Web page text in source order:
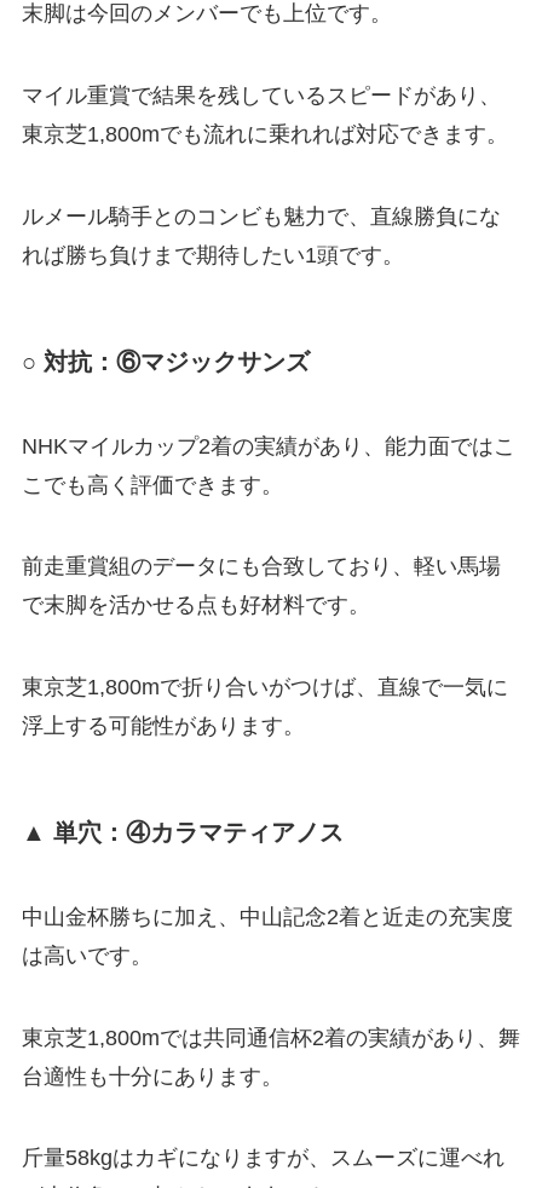
末脚は今回のメンバーでも上位です。
マイル重賞で結果を残しているスピードがあり、
東京芝1,800mでも流れに乗れれば対応できます。
ルメール騎手とのコンビも魅力で、直線勝負にな
れば勝ち負けまで期待したい1頭です。
○ 対抗：⑥マジックサンズ
NHKマイルカップ2着の実績があり、能力面ではこ
こでも高く評価できます。
前走重賞組のデータにも合致しており、軽い馬場
で末脚を活かせる点も好材料です。
東京芝1,800mで折り合いがつけば、直線で一気に
浮上する可能性があります。
▲ 単穴：④カラマティアノス
中山金杯勝ちに加え、中山記念2着と近走の充実度
は高いです。
東京芝1,800mでは共同通信杯2着の実績があり、舞
台適性も十分にあります。
斤量58kgはカギになりますが、スムーズに運べれ